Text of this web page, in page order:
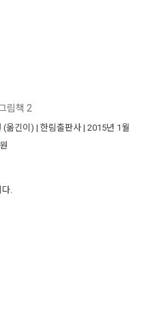
림책 2
(옮긴이) | 한림출판사 | 2015년 1월
원
다.